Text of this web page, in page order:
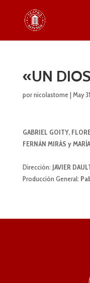
«UN
pornicolastome | May
GABRIEL GOITY,
FERNÁN MIRÁS y
Dirección: JAVIER
Producción General: